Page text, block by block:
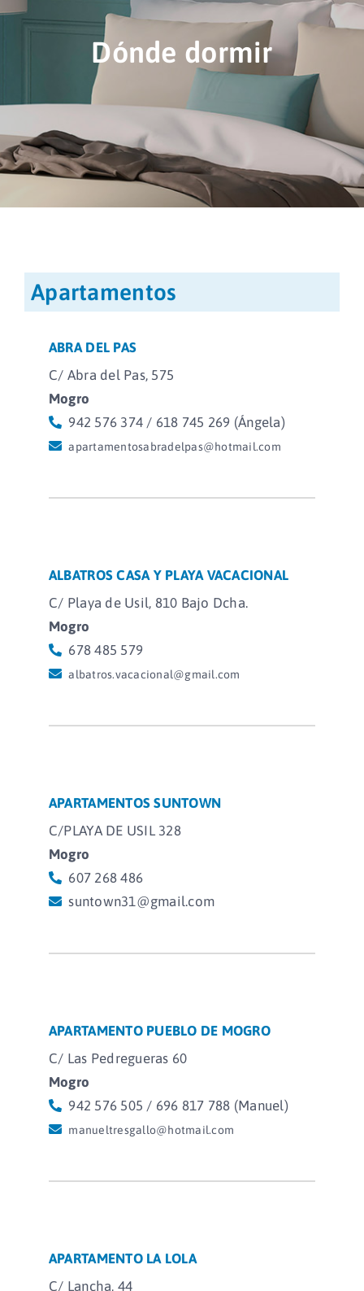
Áreas
Sede Electrónica
Enlaces
Dónde dormir
Apartamentos
ABRA DEL PAS
C/ Abra del Pas, 575
Mogro
942 576 374 / 618 745 269 (Ángela)
apartamentosabradelpas@hotmail.com
ALBATROS CASA Y PLAYA VACACIONAL
C/ Playa de Usil, 810 Bajo Dcha.
Mogro
678 485 579
albatros.vacacional@gmail.com
APARTAMENTOS SUNTOWN
C/PLAYA DE USIL 328
Mogro
607 268 486
suntown31@gmail.com
APARTAMENTO PUEBLO DE MOGRO
C/ Las Pedregueras 60
Mogro
942 576 505 / 696 817 788 (Manuel)
manueltresgallo@hotmail.com
APARTAMENTO LA LOLA
C/ Lancha, 44